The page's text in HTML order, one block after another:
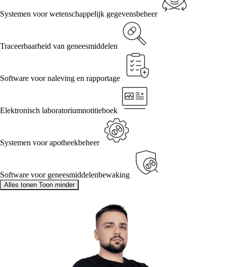
Systemen voor wetenschappelijk gegevensbeheer
Traceerbaarheid van geneesmiddelen
Software voor naleving en rapportage
Elektronisch laboratoriumnotitieboek
Systemen voor apotheekbeheer
Software voor geneesmiddelenbewaking
Alles tonen Toon minder